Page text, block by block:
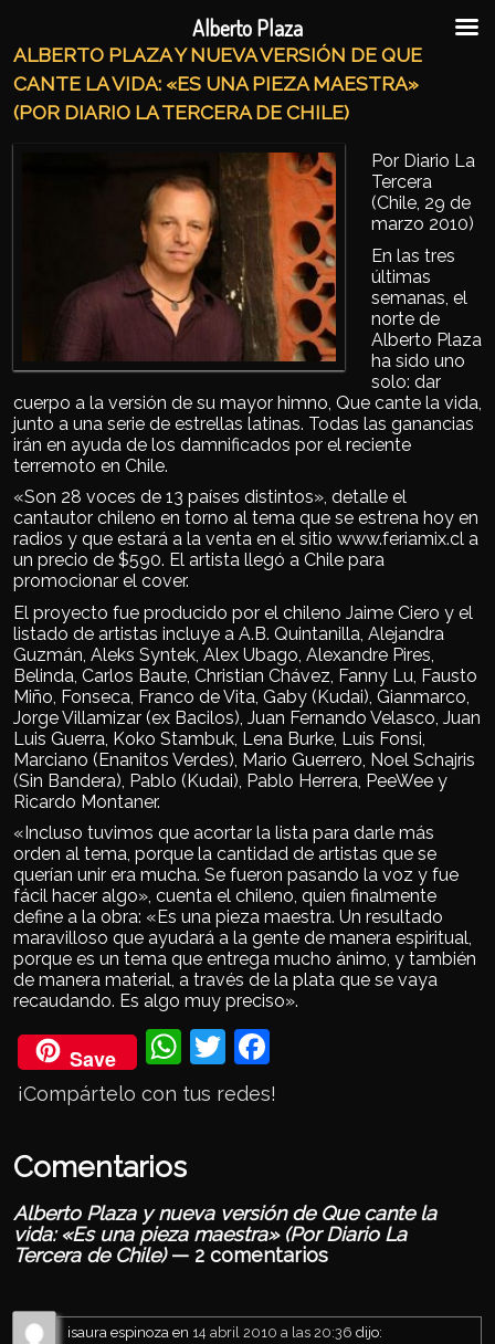
ALBERTO PLAZA Y NUEVA VERSIÓN DE QUE
CANTE LA VIDA: «ES UNA PIEZA MAESTRA»
(POR DIARIO LA TERCERA DE CHILE)
Por Diario La
Tercera
(Chile, 29 de
marzo 2010)
En las tres
últimas
semanas, el
norte de
Alberto Plaza
ha sido uno
solo: dar
cuerpo a la versión de su mayor himno, Que cante la vida,
junto a una serie de estrellas latinas. Todas las ganancias
irán en ayuda de los damnificados por el reciente
terremoto en Chile.
«Son 28 voces de 13 países distintos», detalle el
cantautor chileno en torno al tema que se estrena hoy en
radios y que estará a la venta en el sitio www.feriamix.cl a
un precio de $590. El artista llegó a Chile para
promocionar el cover.
El proyecto fue producido por el chileno Jaime Ciero y el
listado de artistas incluye a A.B. Quintanilla, Alejandra
Guzmán, Aleks Syntek, Alex Ubago, Alexandre Pires,
Belinda, Carlos Baute, Christian Chávez, Fanny Lu, Fausto
Miño, Fonseca, Franco de Vita, Gaby (Kudai), Gianmarco,
Jorge Villamizar (ex Bacilos), Juan Fernando Velasco, Juan
Luis Guerra, Koko Stambuk, Lena Burke, Luis Fonsi,
Marciano (Enanitos Verdes), Mario Guerrero, Noel Schajris
(Sin Bandera), Pablo (Kudai), Pablo Herrera, PeeWee y
Ricardo Montaner.
«Incluso tuvimos que acortar la lista para darle más
orden al tema, porque la cantidad de artistas que se
querían unir era mucha. Se fueron pasando la voz y fue
fácil hacer algo», cuenta el chileno, quien finalmente
define a la obra: «Es una pieza maestra. Un resultado
maravilloso que ayudará a la gente de manera espiritual,
porque es un tema que entrega mucho ánimo, y también
de manera material, a través de la plata que se vaya
recaudando. Es algo muy preciso».
Save
Wh
ats
Twi
tter
eb
¡Compártelo con tus redes!
Comentarios
Alberto Plaza y nueva versión de Que cante la
vida: «Es una pieza maestra» (Por Diario La
Tercera de Chile)— 2 comentarios
isaura espinoza en 14 abril 2010 a las 20:36 dijo:
Alberto Plaza